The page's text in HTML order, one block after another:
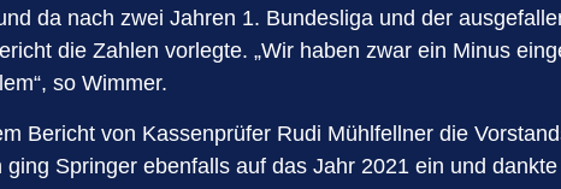
da nach zwei Jahren 1. Bundesliga und der
die Zahlen vorlegte. „Wir haben zwar ein Minus
so Wimmer.
Bericht von Kassenprüfer Rudi Mühlfellner die
Springer ebenfalls auf das Jahr 2021 ein und